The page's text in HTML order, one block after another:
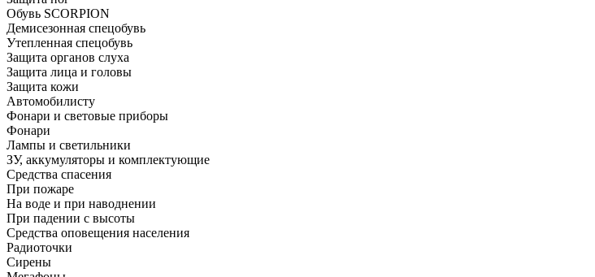
Обувь SCORPION
Демисезонная спецобувь
Утепленная спецобувь
Защита органов слуха
Защита лица и головы
Защита кожи
Автомобилисту
Фонари и световые приборы
Фонари
Лампы и светильники
ЗУ, аккумуляторы и комплектующие
Средства спасения
При пожаре
На воде и при наводнении
При падении с высоты
Средства оповещения населения
Радиоточки
Сирены